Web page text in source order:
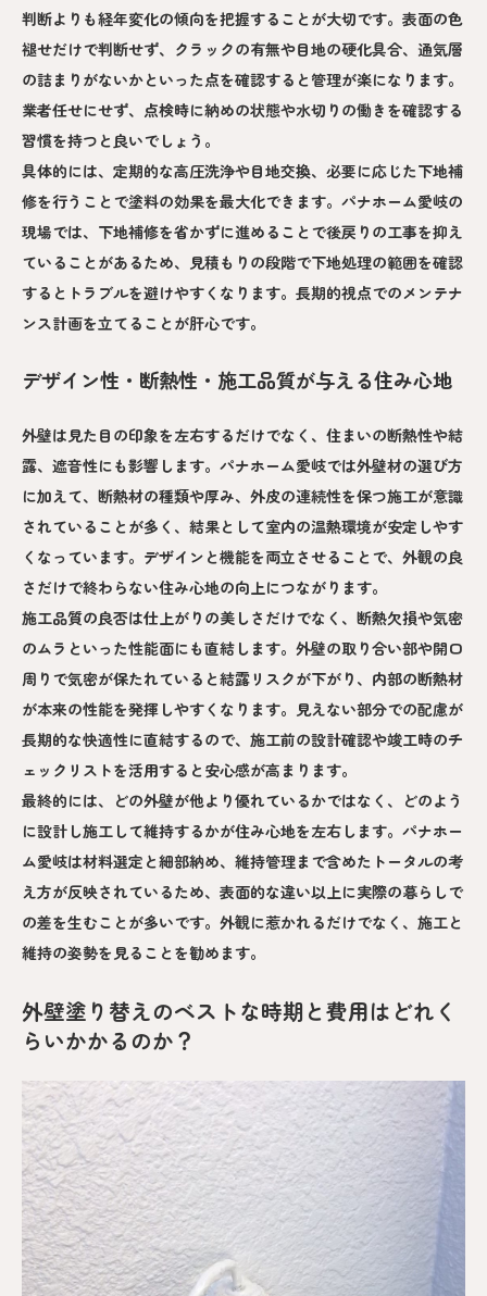
判断よりも経年変化の傾向を把握することが大切です。表面の色
褪せだけで判断せず、クラックの有無や目地の硬化具合、通気層
の詰まりがないかといった点を確認すると管理が楽になります。
業者任せにせず、点検時に納めの状態や水切りの働きを確認する
習慣を持つと良いでしょう。
具体的には、定期的な高圧洗浄や目地交換、必要に応じた下地補
修を行うことで塗料の効果を最大化できます。パナホーム愛岐の
現場では、下地補修を省かずに進めることで後戻りの工事を抑え
ていることがあるため、見積もりの段階で下地処理の範囲を確認
するとトラブルを避けやすくなります。長期的視点でのメンテナ
ンス計画を立てることが肝心です。
デザイン性・断熱性・施工品質が与える住み心地
外壁は見た目の印象を左右するだけでなく、住まいの断熱性や結
露、遮音性にも影響します。パナホーム愛岐では外壁材の選び方
に加えて、断熱材の種類や厚み、外皮の連続性を保つ施工が意識
されていることが多く、結果として室内の温熱環境が安定しやす
くなっています。デザインと機能を両立させることで、外観の良
さだけで終わらない住み心地の向上につながります。
施工品質の良否は仕上がりの美しさだけでなく、断熱欠損や気密
のムラといった性能面にも直結します。外壁の取り合い部や開口
周りで気密が保たれていると結露リスクが下がり、内部の断熱材
が本来の性能を発揮しやすくなります。見えない部分での配慮が
長期的な快適性に直結するので、施工前の設計確認や竣工時のチ
ェックリストを活用すると安心感が高まります。
最終的には、どの外壁が他より優れているかではなく、どのよう
に設計し施工して維持するかが住み心地を左右します。パナホー
ム愛岐は材料選定と細部納め、維持管理まで含めたトータルの考
え方が反映されているため、表面的な違い以上に実際の暮らしで
の差を生むことが多いです。外観に惹かれるだけでなく、施工と
維持の姿勢を見ることを勧めます。
外壁塗り替えのベストな時期と費用はどれく
らいかかるのか？